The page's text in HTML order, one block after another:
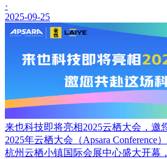
·
2025-09-25
来也科技即将亮相2025云栖大会，邀
2025年云栖大会（Apsara Conference
杭州云栖小镇国际会展中心盛大开幕